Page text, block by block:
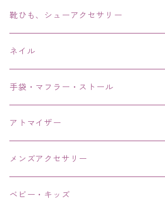
アンクレット
靴ひも、シューアクセサリー
ネイル
手袋・マフラー・ストール
アトマイザー
メンズアクセサリー
リング、指輪
ベビー・キッズ